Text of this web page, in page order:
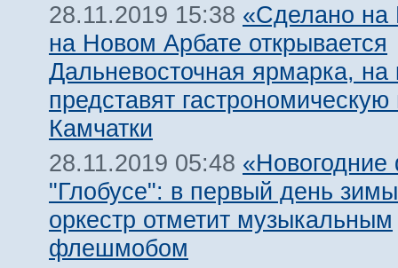
28.11.2019 15:38 «Сделано на
на Новом Арбате открывается
Дальневосточная ярмарка, на
представят
Камчатки
28.11.2019 05:48
"Глобусе": в первый день
оркестр отметит музыкальным
флешмобом